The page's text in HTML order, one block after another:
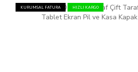
KURUMSAL FATURA HIZLI KARGO